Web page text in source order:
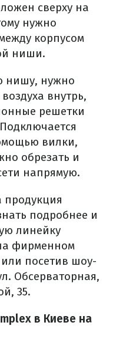
сверху на
нужно
корпусом
ниши.
нишу, нужно
внутрь,
решетки
вилки,
обрезать и
напрямую.
продукция
подробнее и
линейку
фирменном
или посетив шоу-
Обсерваторная,
35.
в Киеве на